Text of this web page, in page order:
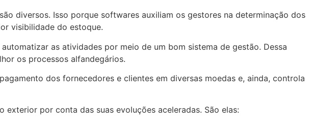
diversos. Isso porque softwares auxiliam os gestores na determinação dos
visibilidade do estoque.
as atividades por meio de um bom sistema de gestão. Dessa
os processos alfandegários.
dos fornecedores e clientes em diversas moedas e, ainda, controla
por conta das suas evoluções aceleradas. São elas: